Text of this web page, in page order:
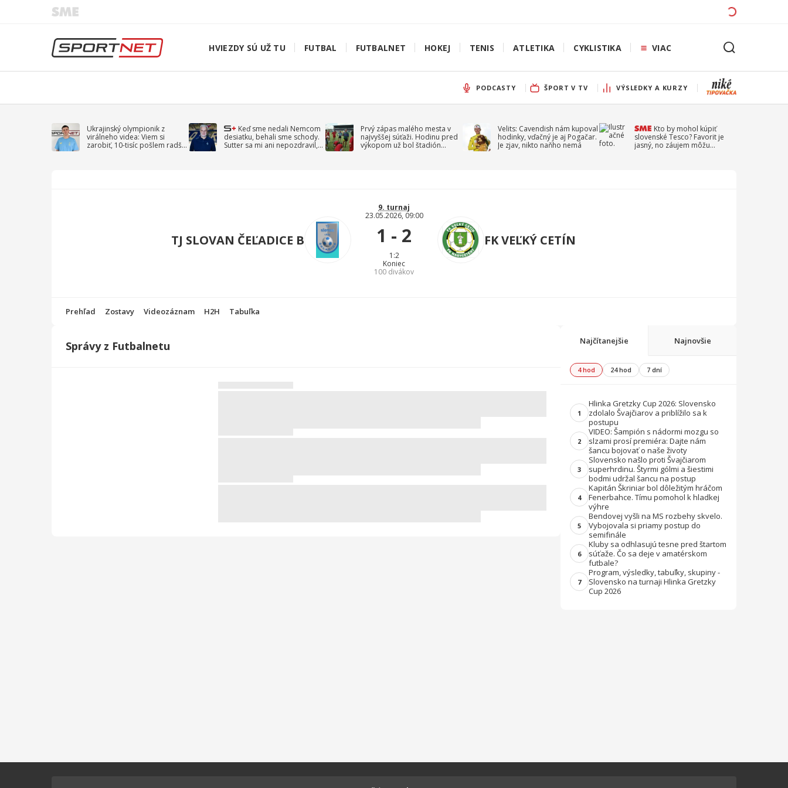
HVIEZDY SÚ UŽ TU FUTBAL FUTBALNET HOKEJ TENIS ATLETIKA CYKLISTIKA VIAC
PODCASTY ŠPORT V TV VÝSLEDKY A KURZY
Ukrajinský olympionik z
virálneho videa: Viem si
zarobiť, 10-tisíc pošlem radšej
Keď sme nedali Nemcom
desiatku, behali sme schody.
Sutter sa mi ani nepozdravil,
Prvý zápas malého mesta v
najvyššej súťaži. Hodinu pred
výkopom už bol štadión
Velits: Cavendish nám kupoval
hodinky, vďačný je aj Pogačar.
Je zjav, nikto naňho nemá
Kto by mohol kúpiť
slovenské Tesco? Favorit je
jasný, no záujem môžu
TJ SLOVAN ČEĽADICE B
9. turnaj
23.05.2026, 09:00
1 - 2
1:2
Koniec
100 divákov
FK VEĽKÝ CETÍN
Prehľad Zostavy Videozáznam H2H Tabuľka
Správy z Futbalnetu Najčítanejšie Najnovšie
4 hod 24 hod 7 dní
1
Hlinka Gretzky Cup 2026: Slovensko
zdolalo Švajčiarov a priblížilo sa k
postupu
2
VIDEO: Šampión s nádormi mozgu so
slzami prosí premiéra: Dajte nám
šancu bojovať o naše životy
3
Slovensko našlo proti Švajčiarom
superhrdinu. Štyrmi gólmi a šiestimi
bodmi udržal šancu na postup
4
Kapitán Škriniar bol dôležitým hráčom
Fenerbahce. Tímu pomohol k hladkej
výhre
5
Bendovej vyšli na MS rozbehy skvelo.
Vybojovala si priamy postup do
semifinále
6
Kluby sa odhlasujú tesne pred štartom
súťaže. Čo sa deje v amatérskom
futbale?
7
Program, výsledky, tabuľky, skupiny -
Slovensko na turnaji Hlinka Gretzky
Cup 2026